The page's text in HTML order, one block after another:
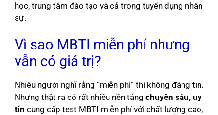
học, trung tâm đào tạo và cả trong tuyển dụng nhân
sự.
Vì sao MBTI miễn phí nhưng
vẫn có giá trị?
Nhiều người nghĩ rằng “miễn phí” thì không đáng tin.
Nhưng thật ra có rất nhiều nền tảng chuyên sâu, uy
tín cung cấp test MBTI miễn phí với chất lượng cao,